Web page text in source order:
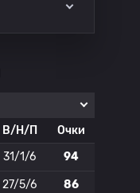
В/Н/П
Очки
31/1/6 94
27/5/6 86